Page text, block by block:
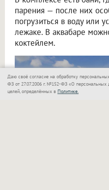
парения — после них
погрузиться в воду или
лежаке. В аквабаре
коктейлем.
Даю своё согласие на обработку
ФЗ от 27.07.2006 г. №152-ФЗ «О персональных
целей, определённых в Политике.